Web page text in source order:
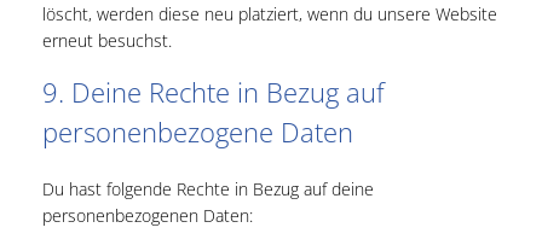
löscht, werden diese neu platziert, wenn du unsere Website
erneut besuchst.
9. Deine Rechte in Bezug auf
personenbezogene Daten
Du hast folgende Rechte in Bezug auf deine
personenbezogenen Daten: